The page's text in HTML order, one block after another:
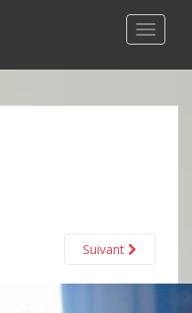
Toggle
Suivant